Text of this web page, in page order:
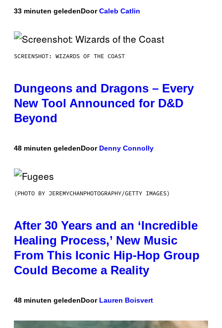
33 minuten geledenDoorCaleb Catlin
SCREENSHOT: WIZARDS OF THE COAST
Dungeons and Dragons – Every
New Tool Announced for D&D
Beyond
48 minuten geledenDoor Denny Connolly
(PHOTO BY JEREMYCHANPHOTOGRAPHY/GETTY IMAGES)
After 30 Years and an ‘Incredible
Healing Process,’ New Music
From This Iconic Hip-Hop Group
Could Become a Reality
48 minuten geledenDoor Lauren Boisvert